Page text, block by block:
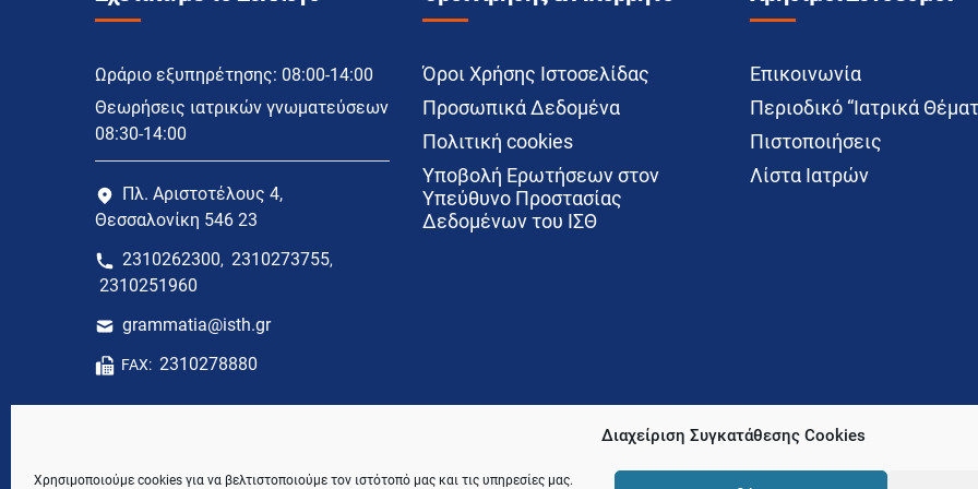
Διαχείριση Συγκατάθεσης Cookies
Χρησιμοποιούμε cookies για να βελτιστοποιούμε τον ιστότοπό μας και τις υπηρεσίες μας.
Ωράριο εξυπηρέτησης: 08:00-14:00
Θεωρήσεις ιατρικών γνωματεύσεων
08:30-14:00
Πλ. Αριστοτέλους 4,
Θεσσαλονίκη 546 23
2310262300, 2310273755,
2310251960
grammatia@isth.gr
FAX: 2310278880
Όροι Χρήσης Ιστοσελίδας
Προσωπικά Δεδομένα
Πολιτική cookies
Υποβολή Ερωτήσεων στον
Υπεύθυνο Προστασίας
Δεδομένων του ΙΣΘ
Επικοινωνία
Περιοδικό “Ιατρικά
Πιστοποιήσεις
Λίστα Ιατρών